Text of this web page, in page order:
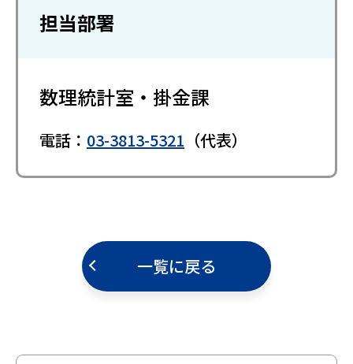
担当部署
数理統計室・掛金課
電話： 03-3813-5321 （代表）
一覧に戻る